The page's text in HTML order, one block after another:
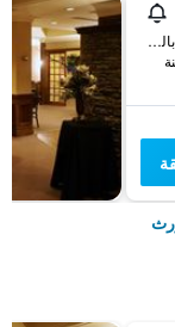
101 Fitzherbert Avenue, بالميرستون نورث, نيوزيلندا